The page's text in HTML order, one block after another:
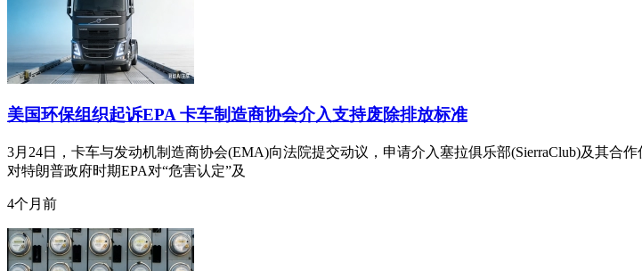
美国环保组织起诉EPA 卡车制造商协会介入支持废除排放标准
3月24日，卡车与发动机制造商协会(EMA)向法院提交动议，申请介入塞拉俱乐部(SierraClub)及其合
对特朗普政府时期EPA对“危害认定”及
4个月前